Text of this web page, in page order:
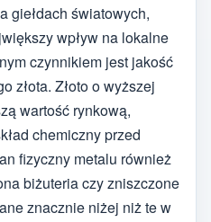
giełdach światowych,
wpływ na lokalne
czynnikiem jest jakość
złota. Złoto o wyższej
wartość rynkową,
chemiczny przed
fizyczny metalu również
biżuteria czy zniszczone
znacznie niżej niż te w